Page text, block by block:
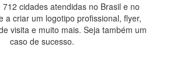
cidades atendidas no Brasil e no
a criar um logotipo profissional, flyer,
visita e muito mais. Seja também um
caso de sucesso.